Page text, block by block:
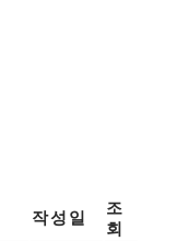
작성일
조
회